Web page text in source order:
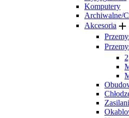
Komputery
Archiwalne/
Akcesoria 